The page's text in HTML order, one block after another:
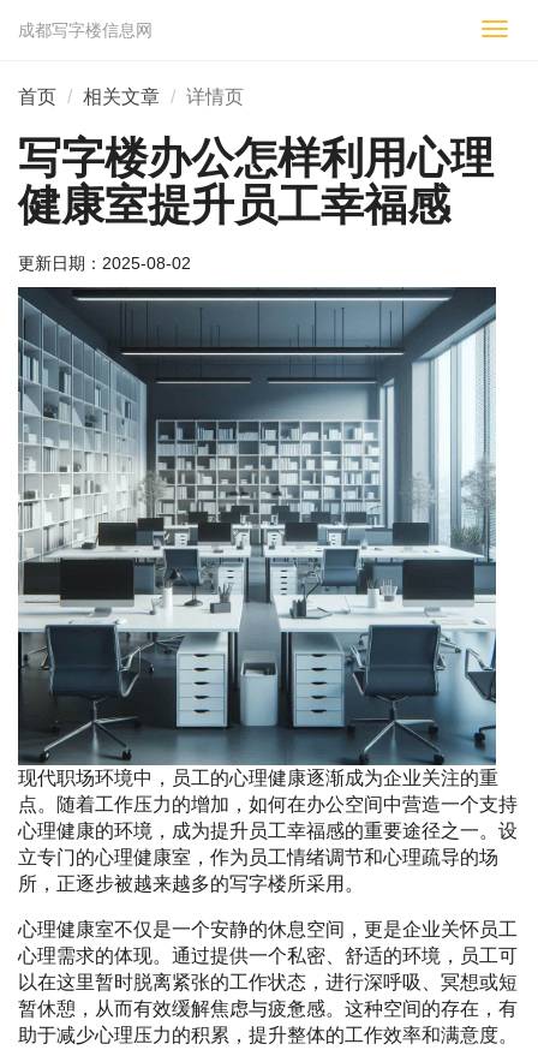
切
成都写字楼信息网
首页 相关文章 详情页
写字楼办公怎样利用心理
健康室提升员工幸福感
更新日期： 2025-08-02
现代职场环境中，员工的心理健康逐渐成为企业关注的重
点。随着工作压力的增加，如何在办公空间中营造一个支持
心理健康的环境，成为提升员工幸福感的重要途径之一。设
立专门的心理健康室，作为员工情绪调节和心理疏导的场
所，正逐步被越来越多的写字楼所采用。
心理健康室不仅是一个安静的休息空间，更是企业关怀员工
心理需求的体现。通过提供一个私密、舒适的环境，员工可
以在这里暂时脱离紧张的工作状态，进行深呼吸、冥想或短
暂休憩，从而有效缓解焦虑与疲惫感。这种空间的存在，有
助于减少心理压力的积累，提升整体的工作效率和满意度。